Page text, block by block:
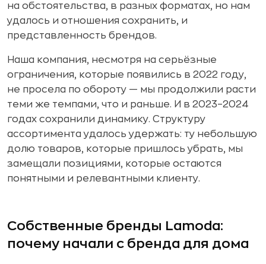
на обстоятельства, в разных форматах, но нам
удалось и отношения сохранить, и
представленность брендов.
Наша компания, несмотря на серьёзные
ограничения, которые появились в 2022 году,
не просела по обороту — мы продолжили расти
теми же темпами, что и раньше. И в 2023–2024
годах сохранили динамику. Структуру
ассортимента удалось удержать: ту небольшую
долю товаров, которые пришлось убрать, мы
замещали позициями, которые остаются
понятными и релевантными клиенту.
Собственные бренды Lamoda:
почему начали с бренда для дома